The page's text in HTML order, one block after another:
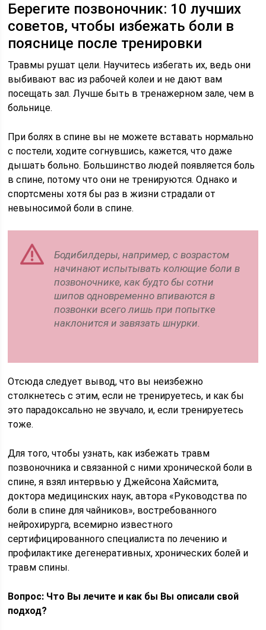
Берегите позвоночник: 10 лучших
советов, чтобы избежать боли в
пояснице после тренировки
Травмы рушат цели. Научитесь избегать их, ведь они
выбивают вас из рабочей колеи и не дают вам
посещать зал. Лучше быть в тренажерном зале, чем в
больнице.
При болях в спине вы не можете вставать нормально
с постели, ходите согнувшись, кажется, что даже
дышать больно. Большинство людей появляется боль
в спине, потому что они не тренируются. Однако и
спортсмены хотя бы раз в жизни страдали от
невыносимой боли в спине.
Бодибилдеры, например, с возрастом
начинают испытывать колющие боли в
позвоночнике, как будто бы сотни
шипов одновременно впиваются в
позвонки всего лишь при попытке
наклонится и завязать шнурки.
Отсюда следует вывод, что вы неизбежно
столкнетесь с этим, если не тренируетесь, и как бы
это парадоксально не звучало, и, если тренируетесь
тоже.
Для того, чтобы узнать, как избежать травм
позвоночника и связанной с ними хронической боли в
спине, я взял интервью у Джейсона Хайсмита,
доктора медицинских наук, автора «Руководства по
боли в спине для чайников», востребованного
нейрохирурга, всемирно известного
сертифицированного специалиста по лечению и
профилактике дегенеративных, хронических болей и
травм спины.
Вопрос: Что Вы лечите и как бы Вы описали свой
подход?